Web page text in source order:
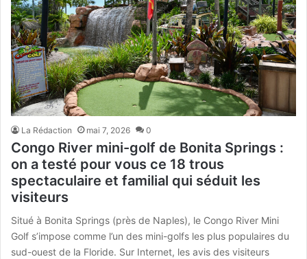
La Rédaction mai 7, 2026 0
Congo River mini-golf de Bonita Springs :
on a testé pour vous ce 18 trous
spectaculaire et familial qui séduit les
visiteurs
Situé à Bonita Springs (près de Naples), le Congo River Mini
Golf s’impose comme l’un des mini-golfs les plus populaires du
sud-ouest de la Floride. Sur Internet, les avis des visiteurs